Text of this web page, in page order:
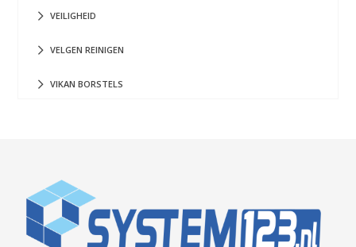
VEILIGHEID
VELGEN REINIGEN
VIKAN BORSTELS